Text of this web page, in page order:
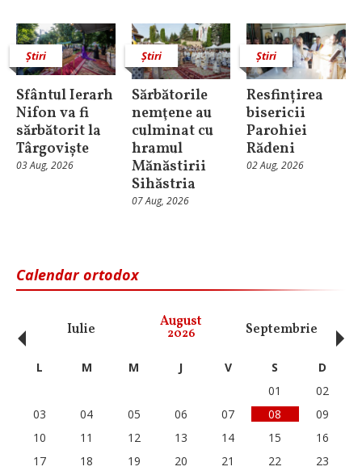
Știri
Sfântul Ierarh
Nifon va fi
sărbătorit la
Târgoviște
03 Aug, 2026
Știri
Sărbătorile
nemţene au
culminat cu
hramul
Mănăstirii
Sihăstria
07 Aug, 2026
Știri
Resfințirea
bisericii
Parohiei
Rădeni
02 Aug, 2026
Calendar ortodox
Iulie August
2026 Septembrie
‹ L M M J V S
D
01
02
03
04 05 06 07 08
09
10
11 12 13 14 15
16
17
18 19 20 21 22
23